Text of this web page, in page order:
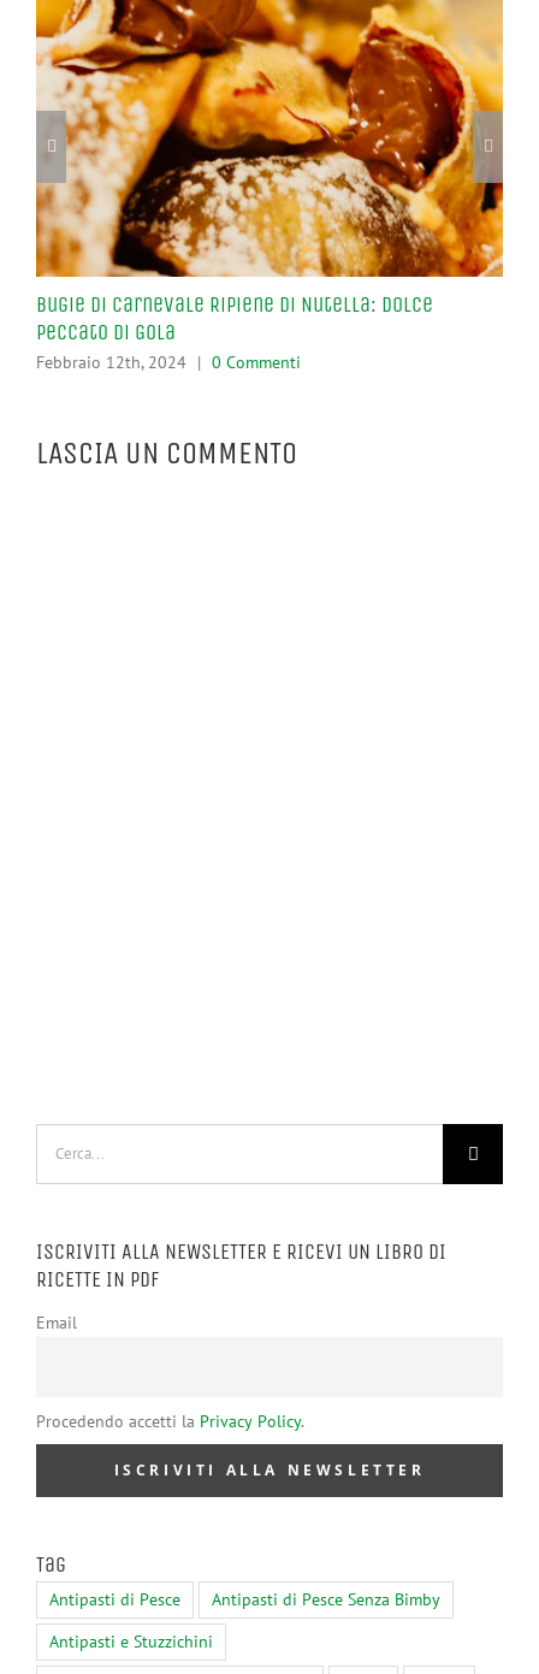
Bugie di Carnevale Ripiene di Nutella: Dolce
Peccato di Gola
Febbraio 12th, 2024 | 0 Commenti
LASCIA UN COMMENTO
ISCRIVITI ALLA NEWSLETTER E RICEVI UN LIBRO DI
RICETTE IN PDF
Email
Procedendo accetti la Privacy Policy.
Tag
Antipasti di Pesce
Antipasti di Pesce Senza Bimby
Antipasti e Stuzzichini